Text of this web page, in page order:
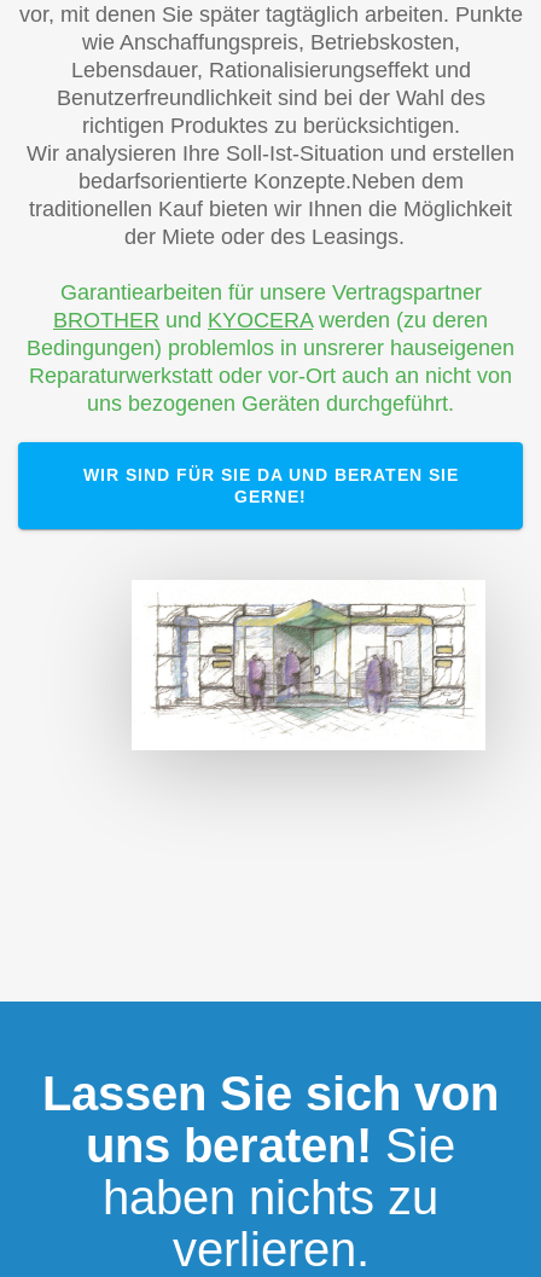
vor, mit denen Sie später tagtäglich arbeiten. Punkte
wie Anschaffungspreis, Betriebskosten,
Lebensdauer, Rationalisierungseffekt und
Benutzerfreundlichkeit sind bei der Wahl des
richtigen Produktes zu berücksichtigen.
Wir analysieren Ihre Soll-Ist-Situation und erstellen
bedarfsorientierte Konzepte.Neben dem
traditionellen Kauf bieten wir Ihnen die Möglichkeit
der Miete oder des Leasings.
Garantiearbeiten für unsere Vertragspartner
BROTHER und KYOCERAwerden (zu deren
Bedingungen) problemlos in unsrerer hauseigenen
Reparaturwerkstatt oder vor-Ort auch an nicht von
uns bezogenen Geräten durchgeführt.
WIR SIND FÜR SIE DA UND BERATEN SIE
GERNE!
Lassen Sie sich von
uns beraten! Sie
haben nichts zu
verlieren.